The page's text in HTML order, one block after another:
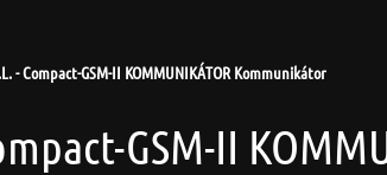
- Compact-GSM-II KOMMUNIKÁTOR Kommunikátor
GSM-II